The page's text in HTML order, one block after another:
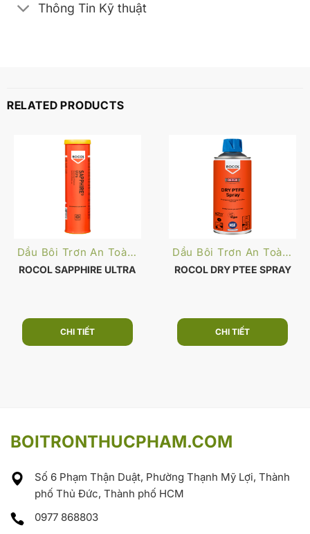
Thông Tin Kỹ thuật
RELATED PRODUCTS
Dầu Bôi Trơn An Toàn Thực Phẩm
ROCOL SAPPHIRE ULTRA
CHI TIẾT
Dầu Bôi Trơn An Toàn Thực Phẩm
ROCOL DRY PTEE SPRAY
CHI TIẾT
BOITRONTHUCPHAM.COM
Số 6 Phạm Thận Duật, Phường Thạnh Mỹ Lợi, Thành
phố Thủ Đức, Thành phố HCM
0977 868803